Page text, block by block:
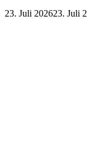
23. Juli 202623. Juli